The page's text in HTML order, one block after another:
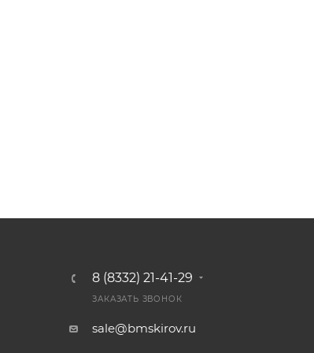
8 (8332) 21-41-29
ЗАКАЗАТЬ ЗВОНОК
sale@bmskirov.ru